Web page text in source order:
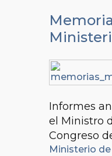
Informes
el Ministro
Congreso
Ministerio